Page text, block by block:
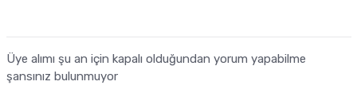
Üye alımı şu an için kapalı olduğundan yorum yapabilme
şansınız bulunmuyor